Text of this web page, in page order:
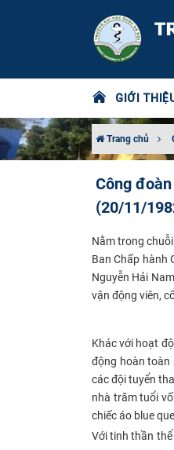
GIỚI
Trang chủ
Công
(20/11/
Nằm trong
Ban Chấp hành
Nguyễn Hải
vận động viên,
Khác với hoạt
động hoàn toàn
các đội tuyển
nhà trăm tuổi
chiếc áo blue
Với tinh thần thể